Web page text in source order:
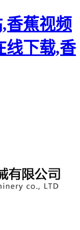
香蕉视频
线下载,香